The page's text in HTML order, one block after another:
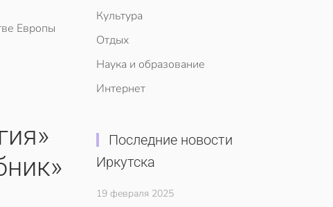
Европы
Культура
Отдых
Наука и образование
Интернет
Последние новости
Иркутска
19 февраля 2025